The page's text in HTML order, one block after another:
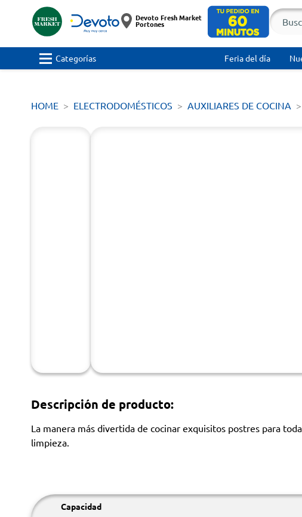
Devoto Fresh Market
Portones
Categorías Feria del día
HOME ELECTRODOMÉSTICOS AUXILIARES DE COCINA
Descripción de producto:
La manera más divertida de cocinar exquisitos postres para
limpieza.
Capacidad